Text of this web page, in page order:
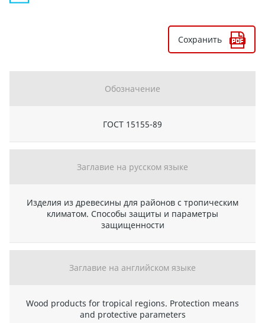
Сохранить
Обозначение
ГОСТ 15155-89
Заглавие на русском языке
Изделия из древесины для районов с тропическим
климатом. Способы защиты и параметры
защищенности
Заглавие на английском языке
Wood products for tropical regions. Protection means
and protective parameters